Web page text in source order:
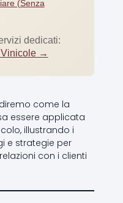
(Senza
dedicati:
Vinicole →
come la
essere applicata
illustrando i
e strategie per
con i clienti